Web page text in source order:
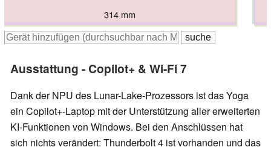
317.7 mm
313.5 mm
316 mm
316 mm
314 mm
314 mm
Ausstattung - Copilot+ & Wi-Fi 7
Dank der NPU des Lunar-Lake-Prozessors ist das Yoga
ein Copilot+-Laptop mit der Unterstützung aller erweiterten
KI-Funktionen von Windows. Bei den Anschlüssen hat
sich nichts verändert: Thunderbolt 4 ist vorhanden und das